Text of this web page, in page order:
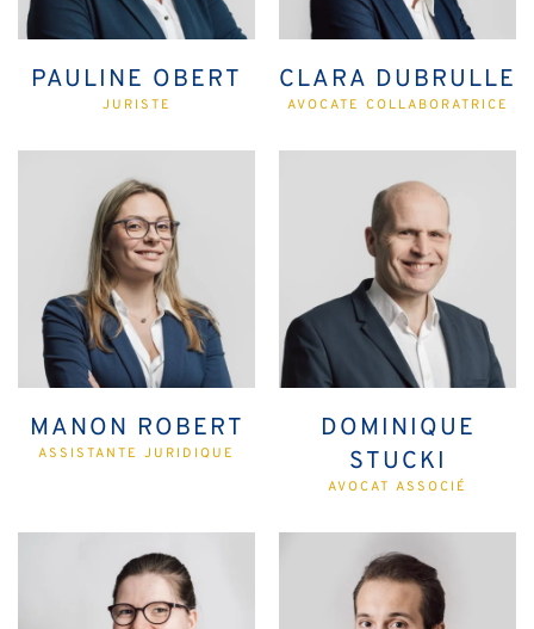
PAULINE OBERT
JURISTE
CLARA DUBRULLE
AVOCATE COLLABORATRICE
MANON ROBERT
ASSISTANTE JURIDIQUE
DOMINIQUE
STUCKI
AVOCAT ASSOCIÉ